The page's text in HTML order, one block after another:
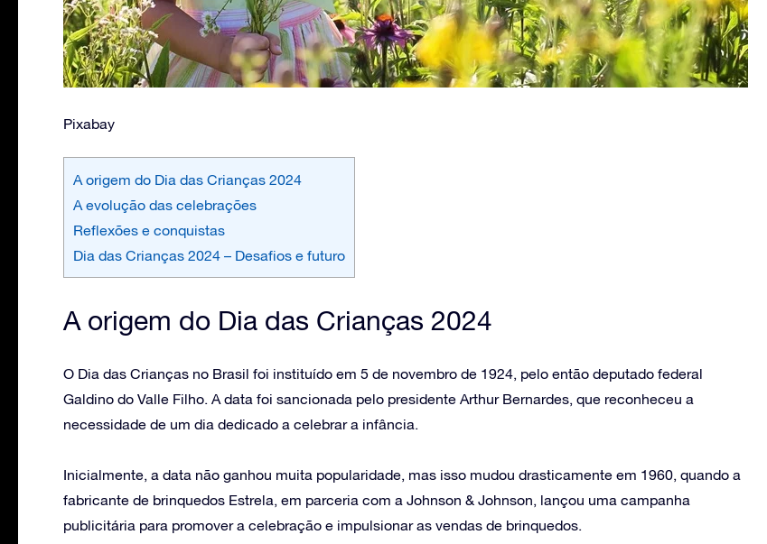
Pixabay
A origem do Dia das Crianças 2024
A evolução das celebrações
Reflexões e conquistas
Dia das Crianças 2024 – Desafios e futuro
A origem do Dia das Crianças 2024
O Dia das Crianças no Brasil foi instituído em 5 de novembro de 1924, pelo então deputado federal
Galdino do Valle Filho. A data foi sancionada pelo presidente Arthur Bernardes, que reconheceu a
necessidade de um dia dedicado a celebrar a infância.
Inicialmente, a data não ganhou muita popularidade, mas isso mudou drasticamente em 1960, quando a
fabricante de brinquedos Estrela, em parceria com a Johnson & Johnson, lançou uma campanha
publicitária para promover a celebração e impulsionar as vendas de brinquedos.